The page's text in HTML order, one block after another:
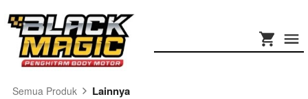
Semua Produk Lainnya